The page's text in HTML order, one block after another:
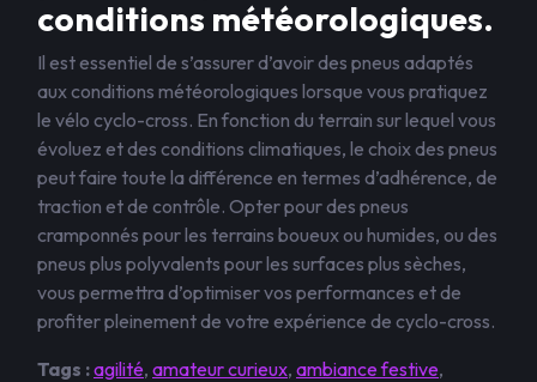
conditions météorologiques.
Il est essentiel de s’assurer d’avoir des pneus adaptés
aux conditions météorologiques lorsque vous pratiquez
le vélo cyclo-cross. En fonction du terrain sur lequel vous
évoluez et des conditions climatiques, le choix des pneus
peut faire toute la différence en termes d’adhérence, de
traction et de contrôle. Opter pour des pneus
cramponnés pour les terrains boueux ou humides, ou des
pneus plus polyvalents pour les surfaces plus sèches,
vous permettra d’optimiser vos performances et de
profiter pleinement de votre expérience de cyclo-cross.
Tags :agilité, amateur curieux, ambiance festive,